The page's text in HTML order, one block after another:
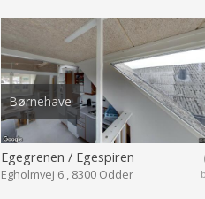
Børnehave
Egegrenen / Egespiren
Egholmvej 6 , 8300 Odder